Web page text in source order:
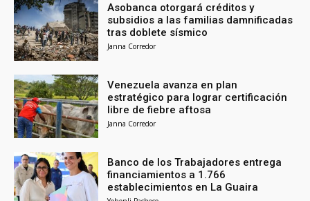
Asobanca otorgará créditos y
subsidios a las familias damnificadas
tras doblete sísmico
Janna Corredor
Venezuela avanza en plan
estratégico para lograr certificación
libre de fiebre aftosa
Janna Corredor
Banco de los Trabajadores entrega
financiamientos a 1.766
establecimientos en La Guaira